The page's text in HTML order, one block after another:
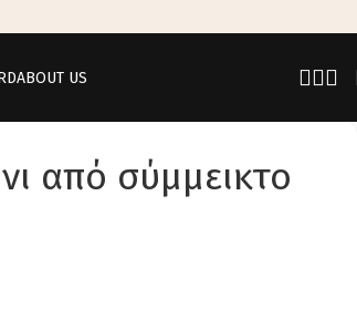
ABOUT US
από σύμμεικτο